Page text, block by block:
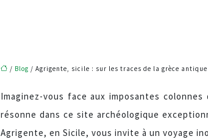
/ Blog / Agrigente, sicile : sur les traces de la grèce antique
Imaginez-vous face aux imposantes
résonne dans ce site archéologique
Agrigente, en Sicile, vous invite à un voyage